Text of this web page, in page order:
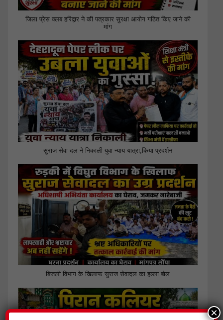
जिला प्रेस क्लब हरिद्वार ने की पत्रकार सुरक्षा आयोग गठित किए जाने की
मांग
सुराज सेवा दल ने निकाली युवा न्याय यात्रा,किया प्रदर्शन
बिजली विभाग के खिलाफ सुराज सेवादल का हल्ला बोल
×